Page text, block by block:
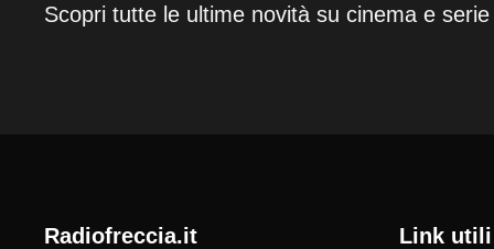
Scopri tutte le ultime novità su cinema e serie
radiofreccia.it Link utili